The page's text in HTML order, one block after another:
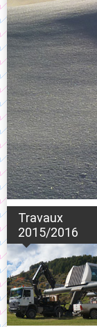
Travaux
2015/2016